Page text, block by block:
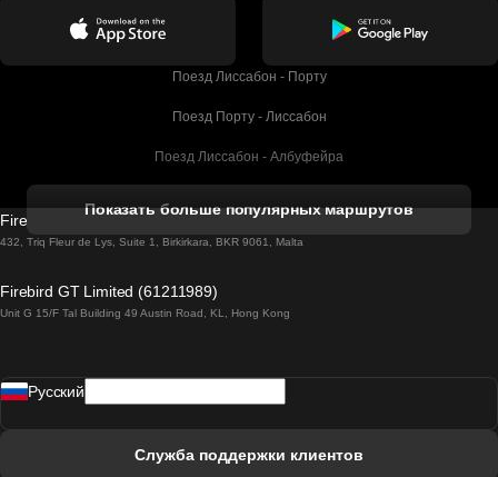
Поезд Лиссабон - Порту
Поезд Порту - Лиссабон
Поезд Лиссабон - Албуфейра
Поезд Лиссабон - Лагос
Поезд Лиссабон - Мадрид
Показать больше популярных маршрутов
Firebird GT Limited (OC 1451)
432, Triq Fleur de Lys, Suite 1, Birkirkara, BKR 9061, Malta
Firebird GT Limited (61211989)
Unit G 15/F Tal Building 49 Austin Road, KL, Hong Kong
Pусский
Служба поддержки клиентов